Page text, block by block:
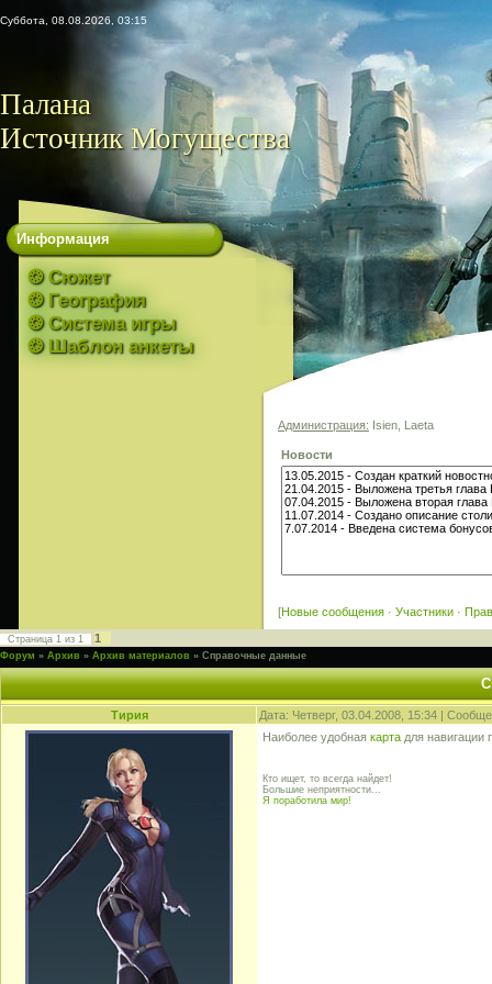
Суббота, 08.08.2026, 03:15
Палана
Источник Могущества
Информация
❂ Сюжет
❂ География
❂ Система игры
❂ Шаблон анкеты
Администрация: Isien, Laeta
Новости
[Новые сообщения · Участники ·
Страница 1 из 1 1
Форум » Архив » Архив материалов » Справочные данные
Тирия
Дата: Четверг, 03.04.2008, 15:34 |
Наиболее удобная карта для навигации
Кто ищет, то всегда найдет!
Большие неприятности...
Я поработила мир!